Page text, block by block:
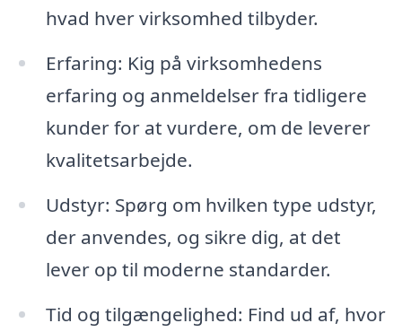
hvad hver virksomhed tilbyder.
Erfaring: Kig på virksomhedens
erfaring og anmeldelser fra tidligere
kunder for at vurdere, om de leverer
kvalitetsarbejde.
Udstyr: Spørg om hvilken type udstyr,
der anvendes, og sikre dig, at det
lever op til moderne standarder.
Tid og tilgængelighed: Find ud af, hvor